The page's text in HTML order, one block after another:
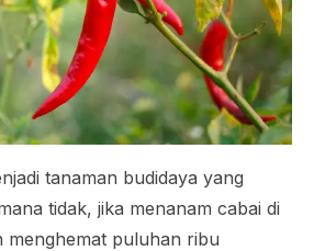
tanaman budidaya yang
tidak, jika menanam cabai di
menghemat puluhan ribu